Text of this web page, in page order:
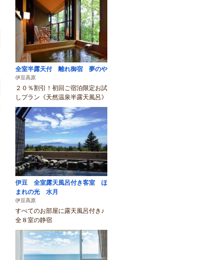
全室半露天付 離れ御宿 夢のや
伊豆高原
２０％割引！初回ご宿泊限定お試
しプラン《天然温泉半露天風呂》
伊豆 全室露天風呂付き客室 ほ
まれの光 水月
伊豆高原
すべてのお部屋に露天風呂付き♪
全８室の静宿